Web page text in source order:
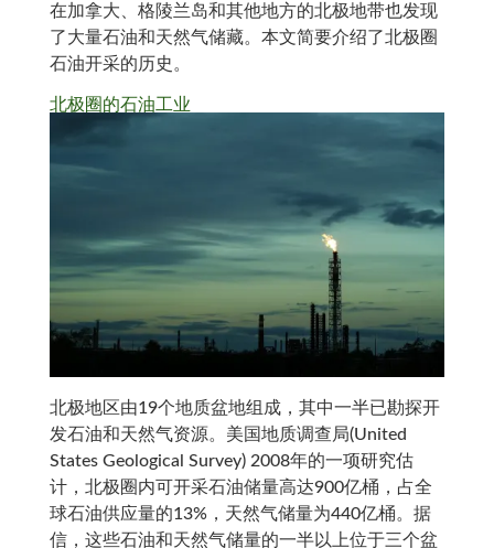
在加拿大、格陵兰岛和其他地方的北极地带也发现
了大量石油和天然气储藏。本文简要介绍了北极圈
石油开采的历史。
北极圈的石油工业
北极地区由19个地质盆地组成，其中一半已勘探开
发石油和天然气资源。美国地质调查局(United
States Geological Survey) 2008年的一项研究估
计，北极圈内可开采石油储量高达900亿桶，占全
球石油供应量的13%，天然气储量为440亿桶。据
信，这些石油和天然气储量的一半以上位于三个盆